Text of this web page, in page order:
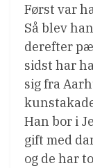
Først var
Så blev
derefter
sidst har
sig fra
Han bor i
gift med
og de har